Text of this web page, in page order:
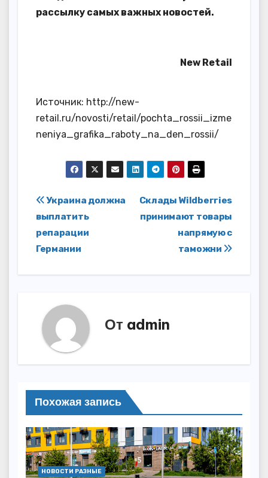
рассылку самых важных новостей.
New Retail
Источник: http://new-
retail.ru/novosti/retail/pochta_rossii_izme
neniya_grafika_raboty_na_den_rossii/
Навигация
по
записям
Склады Wildberries
принимают товары
напрямую с
таможни
Украина должна
выплатить
репарации
Германии
От admin
Похожая запись
НОВОСТИ РАЗНЫЕ